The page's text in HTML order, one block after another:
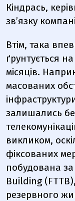
Кіндрась,
зв’язку
Втім, така
ґрунтується
місяців.
масованих
залишались
викликом,
фіксованих
побудована
Building
резервного